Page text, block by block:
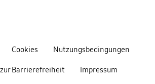
Cookies Nutzungsbedingungen
Barrierefreiheit Impressum